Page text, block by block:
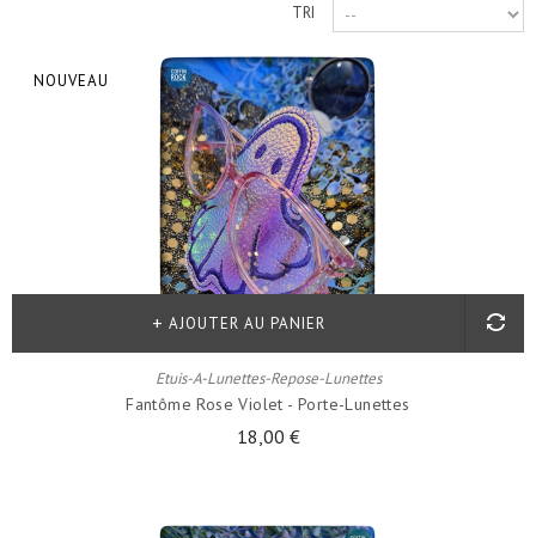
TRI
NOUVEAU
Etuis-A-Lunettes-Repose-Lunettes
Fantôme Rose Violet - Porte-Lunettes
18,00 €
AJOUTER AU PANIER